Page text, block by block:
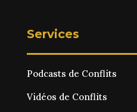
Services
Podcasts de Conflits
Vidéos de Conflits